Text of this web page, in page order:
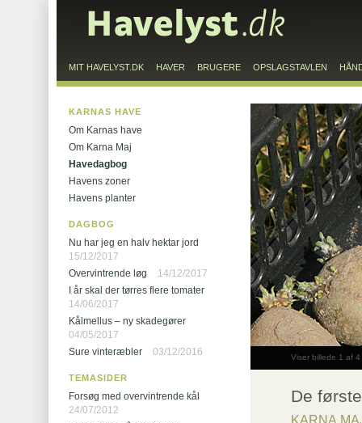
Viser billede 1 af 4
De
KARNA
KARNAS HAVE
Om Karnas have
Om Karna Maj
Havedagbog
Havens zoner
Havens planter
DAGBOG
Nu har jeg en halv hektar jord
15/12/2017
Overvintrende løg
14/12/2017
I år skal der tørres flere tomater
14/06/2017
Kålmellus – ny skadegører
04/05/2017
Sure vinteræbler
03/12/2016
TEMASIDER
Forsøg med overvintrende kål
24/07/2012
MIT HAVELYST.DK HAVER BRUGERE OPSLAGSTAVLEN